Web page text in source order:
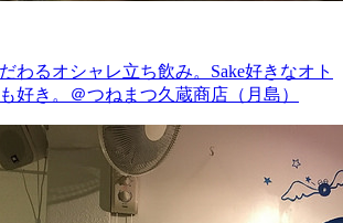
わるオシャレ立ち飲み。Sake好きなオト
好き。＠つねまつ久蔵商店（月島）